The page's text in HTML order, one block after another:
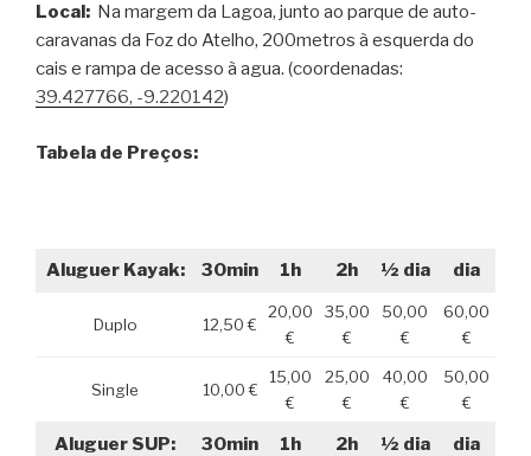
Local: Na margem da Lagoa, junto ao parque de auto-
caravanas da Foz do Atelho, 200metros à esquerda do
cais e rampa de acesso à agua. (coordenadas:
39.427766, -9.220142)
Tabela de Preços:
Aluguer Kayak: 30min 1h 2h ½ dia dia
Duplo 12,50 €
20,00
€
35,00
€
50,00
€
60,00
€
Single 10,00 €
15,00
€
25,00
€
40,00
€
50,00
€
Aluguer SUP: 30min 1h 2h ½ dia dia